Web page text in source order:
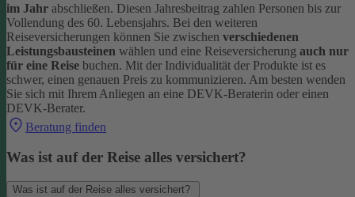
im Jahr abschließen. Diesen Jahresbeitrag zahlen Personen bis zur
Vollendung des 60. Lebensjahrs. Bei den weiteren
Reiseversicherungen können Sie zwischen verschiedenen
Leistungsbausteinen wählen und eine Reiseversicherung auch nur
für eine Reise buchen. Mit der Individualität der Produkte ist es
schwer, einen genauen Preis zu kommunizieren. Am besten wenden
Sie sich mit Ihrem Anliegen an eine DEVK-Beraterin oder einen
DEVK-Berater.
Beratung finden
Was ist auf der Reise alles versichert?
Was ist auf der Reise alles versichert?